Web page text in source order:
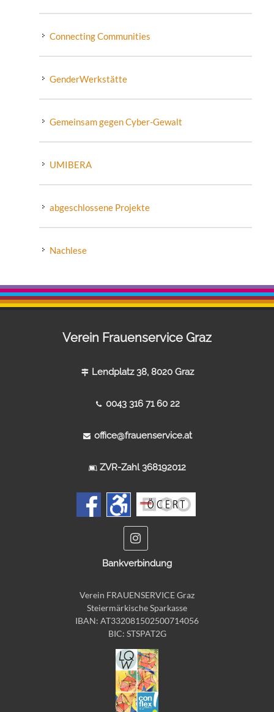
Connecting Communities
GenderWerkstätte
Gemeinsam gegen Cyber-Gewalt
UMIBERA
abgeschlossene Projekte
Nachlese
Verein Frauenservice Graz
Lendplatz 38, 8020 Graz
0043 316 71 60 22
office@frauenservice.at
ZVR-Zahl 368192012
Bankverbindung
Verein FRAUENSERVICE Graz
Steiermärkische Sparkasse
IBAN: AT332081502500714056
BIC: STSPAT2G